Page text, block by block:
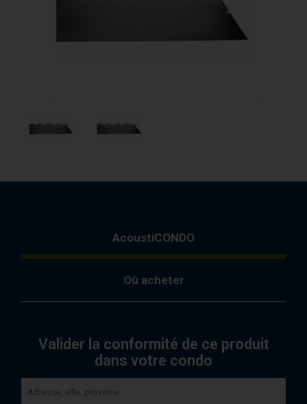
À propos Contact English
AcoustiCONDO
Où acheter
Valider la conformité de ce produit
dans votre condo